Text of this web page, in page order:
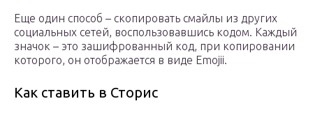
Еще один способ – скопировать смайлы из других
социальных сетей, воспользовавшись кодом. Каждый
значок – это зашифрованный код, при копировании
которого, он отображается в виде Emojii.
Как ставить в Сторис